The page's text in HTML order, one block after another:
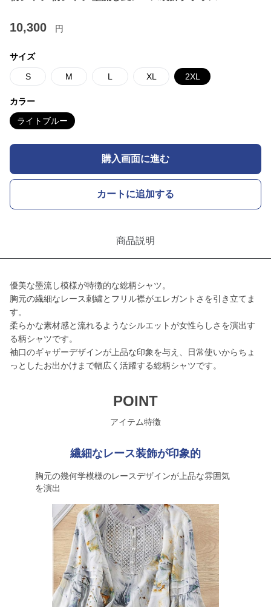
10,300 円
サイズ
S M L XL 2XL
カラー
ライトブルー
購入画面に進む
カートに追加する
商品説明
優美な墨流し模様が特徴的な総柄シャツ。
胸元の繊細なレース刺繍とフリル襟がエレガントさを引き立てま
す。
柔らかな素材感と流れるようなシルエットが女性らしさを演出す
る柄シャツです。
袖口のギャザーデザインが上品な印象を与え、日常使いからちょ
っとしたお出かけまで幅広く活躍する総柄シャツです。
POINT
アイテム特徴
繊細なレース装飾が印象的
胸元の幾何学模様のレースデザインが上品な雰囲気
を演出